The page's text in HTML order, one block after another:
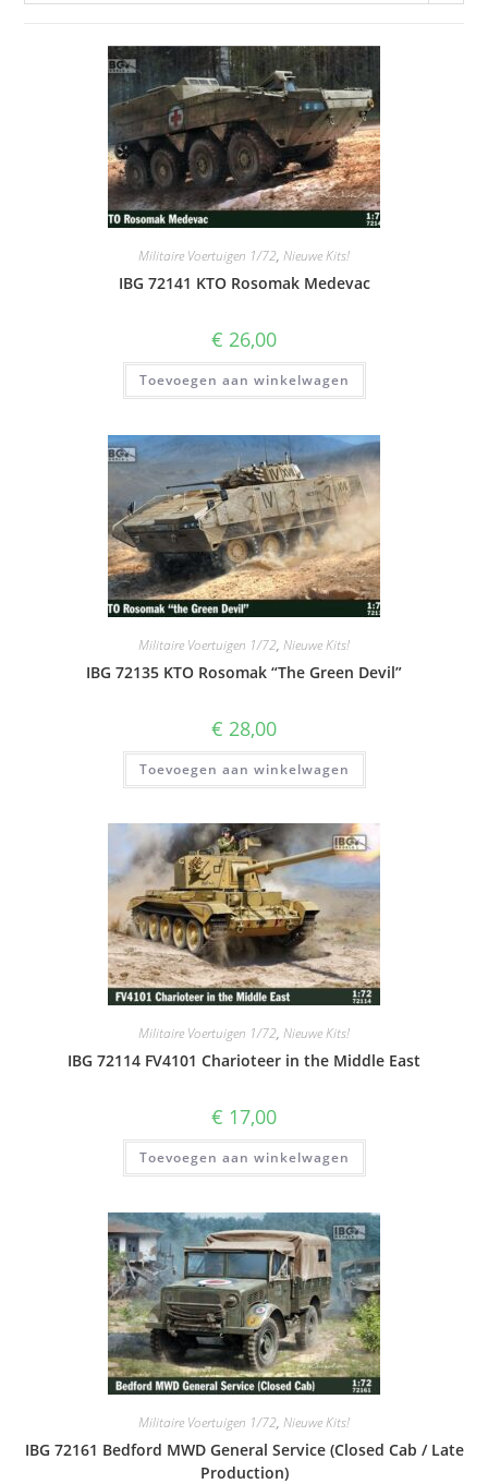
Militaire Voertuigen 1/72, Nieuwe Kits!
IBG 72141 KTO Rosomak Medevac
€ 26,00
Toevoegen aan winkelwagen
Militaire Voertuigen 1/72, Nieuwe Kits!
IBG 72135 KTO Rosomak “The Green Devil”
€ 28,00
Toevoegen aan winkelwagen
Militaire Voertuigen 1/72, Nieuwe Kits!
IBG 72114 FV4101 Charioteer in the Middle East
€ 17,00
Toevoegen aan winkelwagen
Militaire Voertuigen 1/72, Nieuwe Kits!
IBG 72161 Bedford MWD General Service (Closed Cab / Late
Production)